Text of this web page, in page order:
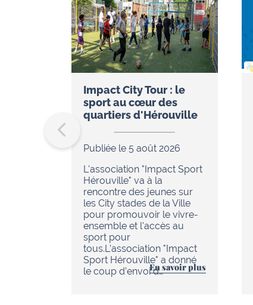
Impact City Tour : le
sport au cœur des
quartiers d'Hérouville
Publiée le 5 août 2026
L'association "Impact Sport
Hérouville" va à la
rencontre des jeunes sur
les City stades de la Ville
pour promouvoir le vivre-
ensemble et l'accès au
sport pour
tous.L’association "Impact
Sport Hérouville" a donné
le coup d’envoi d…En savoir plus